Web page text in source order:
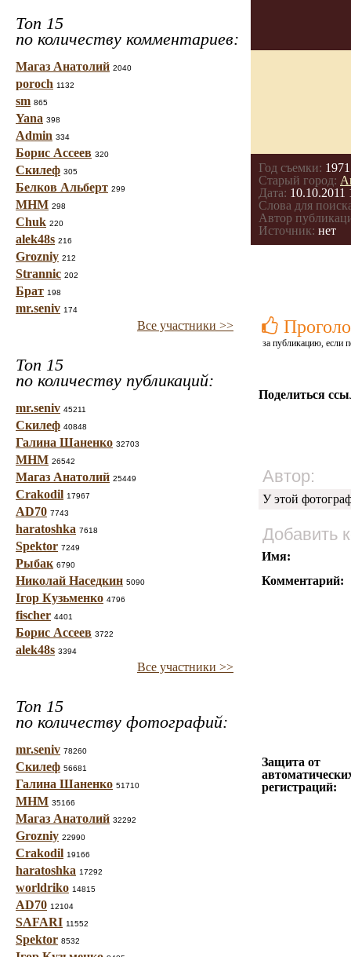
Топ 15
по количеству комментариев:
Магаз Анатолий 2040
poroch 1132
sm 865
Yana 398
Admin 334
Борис Ассеев 320
Скилеф 305
Белков Альберт 299
МНМ 298
Chuk 220
alek48s 216
Grozniy 212
Strannic 202
Брат 198
mr.seniv 174
Все участники >>
Топ 15
по количеству публикаций:
mr.seniv 45211
Скилеф 40848
Галина Шаненко 32703
МНМ 26542
Магаз Анатолий 25449
Crakodil 17967
AD70 7743
haratoshka 7618
Spektor 7249
Рыбак 6790
Николай Наседкин 5090
Ігор Кузьменко 4796
fischer 4401
Борис Ассеев 3722
alek48s 3394
Все участники >>
Топ 15
по количеству фотографий:
mr.seniv 78260
Скилеф 56681
Галина Шаненко 51710
МНМ 35166
Магаз Анатолий 32292
Grozniy 22990
Crakodil 19166
haratoshka 17292
worldriko 14815
AD70 12104
SAFARI 11552
Spektor 8532
Год съемки: 1971
Старый город:
Дата: 10.10.2011
Слова для
Автор
Источник: нет
за публикацию, если
Поделиться
Автор:
У этой
Добавить
Имя:
Комментарий:
Защита от
регистраций: